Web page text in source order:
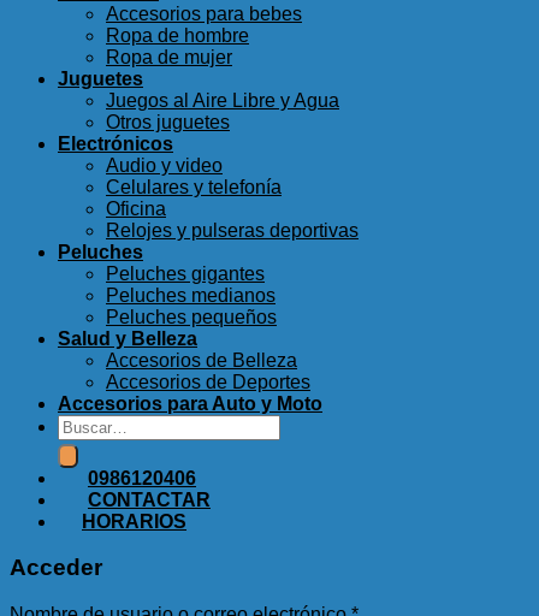
Accesorios para bebes
Ropa de hombre
Ropa de mujer
Juguetes
Juegos al Aire Libre y Agua
Otros juguetes
Electrónicos
Audio y video
Celulares y telefonía
Oficina
Relojes y pulseras deportivas
Peluches
Peluches gigantes
Peluches medianos
Peluches pequeños
Salud y Belleza
Accesorios de Belleza
Accesorios de Deportes
Accesorios para Auto y Moto
Buscar
por:
0986120406
CONTACTAR
HORARIOS
Acceder